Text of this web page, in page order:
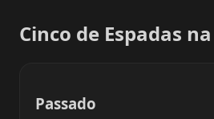
Cinco de Espadas
Passado